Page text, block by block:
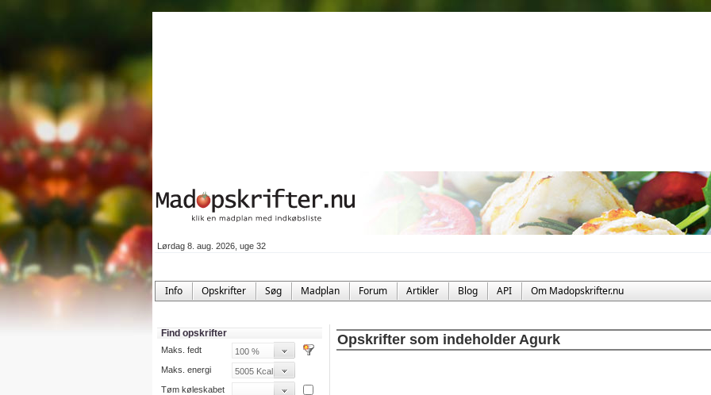
Lørdag 8. aug. 2026, uge 32
Info Opskrifter Søg Madplan Forum Artikler Blog API Om Madopskrifter.nu
Find opskrifter
Maks. fedt
Maks. energi
Tøm køleskabet
Opskrifter som indeholder Agurk